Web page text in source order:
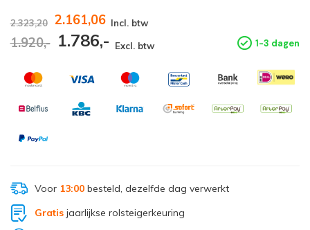
2.323,20 2.161,06 Incl. btw
1.920,- 1.786,- Excl. btw 1-3 dagen
Voor 13:00besteld, dezelfde dag verwerkt
Gratisjaarlijkse rolsteigerkeuring